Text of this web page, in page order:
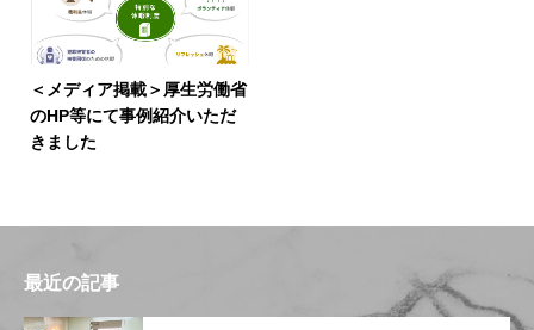
＜メディア掲載＞厚生労働省
のHP等にて事例紹介いただ
きました
最近の記事